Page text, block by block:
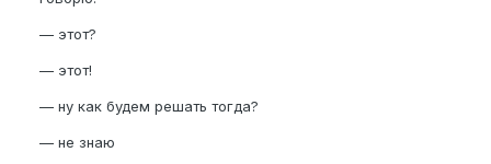
— этот?
— этот!
— ну как будем решать тогда?
— не знаю